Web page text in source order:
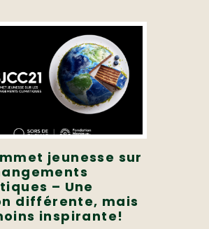
jeunesse sur
– Une
différente, mais
inspirante!